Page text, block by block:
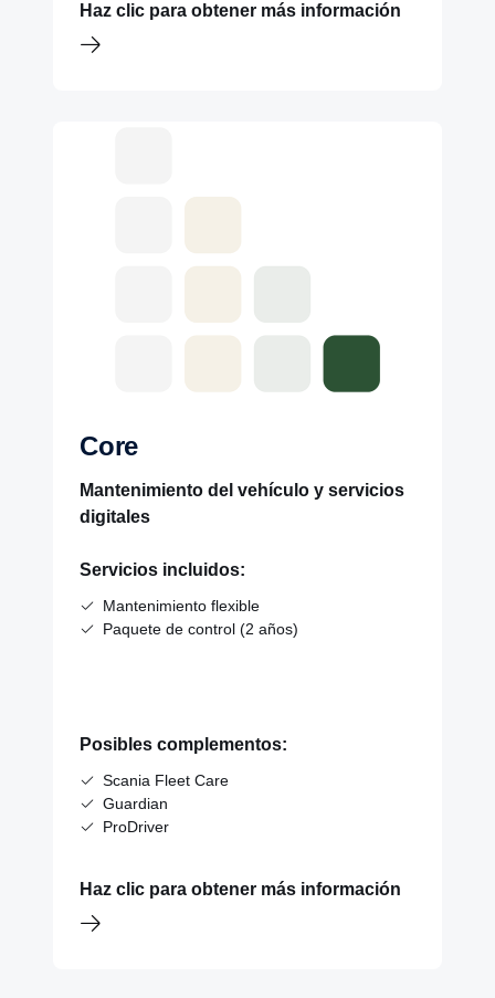
Haz clic para obtener más información
Core
Mantenimiento del vehículo y servicios
digitales
Servicios incluidos:
Mantenimiento flexible
Paquete de control (2 años)
Posibles complementos:
Scania Fleet Care
Guardian
ProDriver
Haz clic para obtener más información